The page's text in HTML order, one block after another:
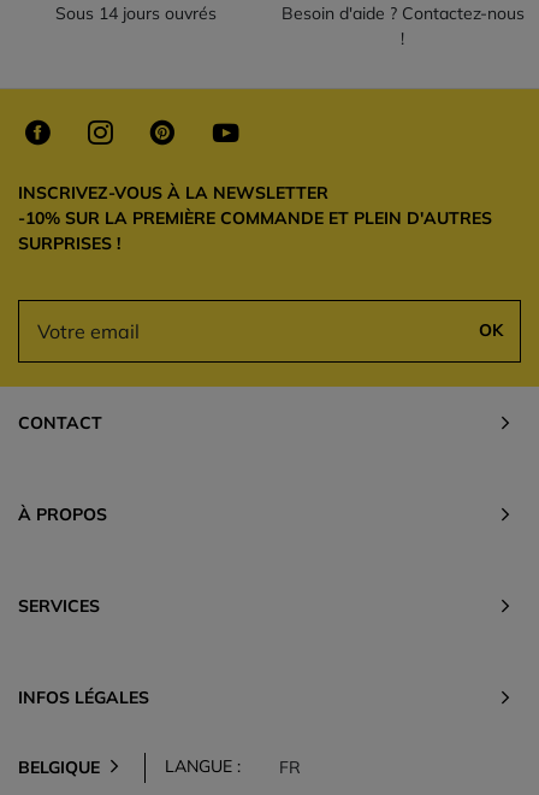
Sous 14 jours ouvrés
Besoin d'aide ? Contactez-nous
!
INSCRIVEZ-VOUS À LA NEWSLETTER
-10% SUR LA PREMIÈRE COMMANDE ET PLEIN D'AUTRES
SURPRISES !
OK
CONTACT
À PROPOS
SERVICES
INFOS LÉGALES
BELGIQUE LANGUE : FR